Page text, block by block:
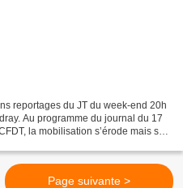
reportages du JT du week-end 20h
Au programme du journal du 17
la mobilisation s’érode mais se
Page suivante >